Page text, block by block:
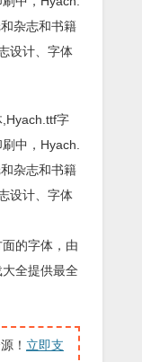
杂志和书籍
设计、字体
字
中，Hyach.
杂志和书籍
设计、字体
的字体，由
全提供最全
！ 立即支